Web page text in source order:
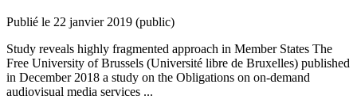
Publié le 22 janvier 2019 (public)
Study reveals highly fragmented approach in Member States The
Free University of Brussels (Université libre de Bruxelles) published
in December 2018 a study on the Obligations on on-demand
audiovisual media services ...